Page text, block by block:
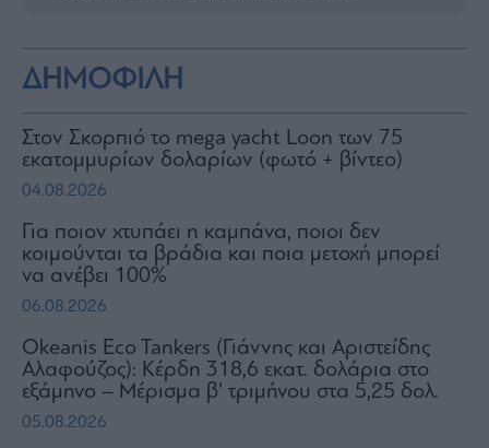
ΔΗΜΟΦΙΛΗ
Στον Σκορπιό το mega yacht Loon των 75
εκατομμυρίων δολαρίων (φωτό + βίντεο)
04.08.2026
Για ποιον χτυπάει η καμπάνα, ποιοι δεν
κοιμούνται τα βράδια και ποια μετοχή μπορεί
να ανέβει 100%
06.08.2026
Okeanis Eco Tankers (Γιάννης και Αριστείδης
Αλαφούζος): Κέρδη 318,6 εκατ. δολάρια στο
εξάμηνο – Μέρισμα β’ τριμήνου στα 5,25 δολ.
05.08.2026